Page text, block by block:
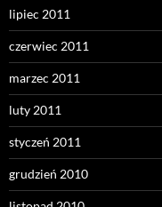
lipiec 2011
czerwiec 2011
marzec 2011
luty 2011
styczeń 2011
grudzień 2010